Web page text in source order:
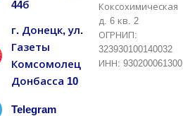
44б
г. Донецк, ул.
Газеты
Комсомолец
Донбасса 10
Telegram
Коксохимическая
д. 6 кв. 2
ОГРНИП:
323930100140032
ИНН: 930200061300